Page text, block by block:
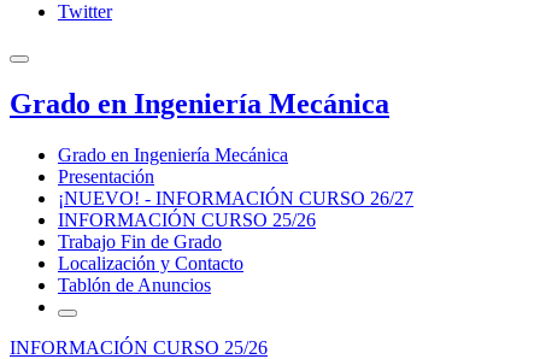
Twitter
Grado en Ingeniería Mecánica
Grado en Ingeniería Mecánica
Presentación
¡NUEVO! - INFORMACIÓN CURSO 26/27
INFORMACIÓN CURSO 25/26
Trabajo Fin de Grado
Localización y Contacto
Tablón de Anuncios
INFORMACIÓN CURSO 25/26